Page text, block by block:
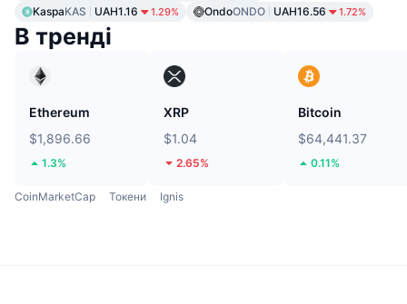
KaspaKAS UAH1.16 1.29% OndoONDO UAH16.56 1.72%
В тренді
Ethereum
$1,896.66
1.3%
XRP
$1.04
2.65%
Bitcoin
$64,441.37
0.11%
CoinMarketCap Токени Ignis